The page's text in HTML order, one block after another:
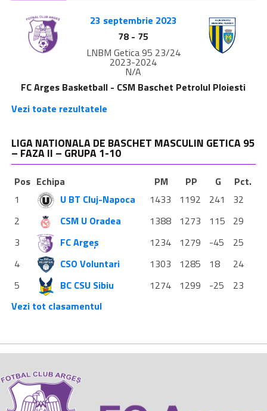
23 septembrie 2023
78 - 75
LNBM Getica 95 23/24
2023-2024
N/A
FC Arges Basketball - CSM Baschet Petrolul Ploiesti
Vezi toate rezultatele
LIGA NATIONALA DE BASCHET MASCULIN GETICA 95
– FAZA II – GRUPA 1-10
Pos Echipa PM PP G
Pct.
1
U BT Cluj-Napoca 1433 1192 241
32
2
CSM U Oradea 1388 1273 115
29
3
FC Argeș 1234 1279 -45
25
4
CSO Voluntari 1303 1285 18
24
5
BC CSU Sibiu 1274 1299 -25
23
Vezi tot clasamentul